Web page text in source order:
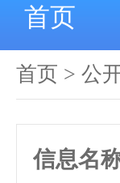
首页
首页 > 公
信息名